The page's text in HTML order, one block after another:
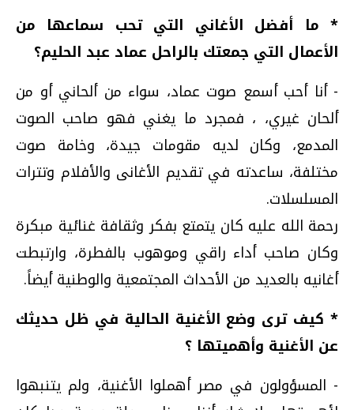
* ما أفضل الأغاني التي تحب سماعها من
الأعمال التي جمعتك بالراحل عماد عبد الحليم؟
- أنا أحب أسمع صوت عماد، سواء من ألحاني أو من
ألحان غيري، ، فمجرد ما يغني فهو صاحب الصوت
المدمع، وكان لديه مقومات جيدة، وخامة صوت
مختلفة، ساعدته في تقديم الأغانى والأفلام وتترات
المسلسلات.
رحمة الله عليه كان يتمتع بفكر وثقافة غنائية مبكرة
وكان صاحب أداء راقي وموهوب بالفطرة، وارتبطت
أغانيه بالعديد من الأحداث المجتمعية والوطنية أيضاً.
* كيف ترى وضع الأغنية الحالية في ظل حديثك
عن الأغنية وأهميتها ؟
- المسؤولون في مصر أهملوا الأغنية، ولم يتنبهوا